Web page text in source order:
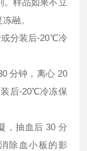
。样品如果不立
融。
或分装后-20℃冷
分钟，离心 20
后-20℃冷冻保
，抽血后 30 分
除血小板的影